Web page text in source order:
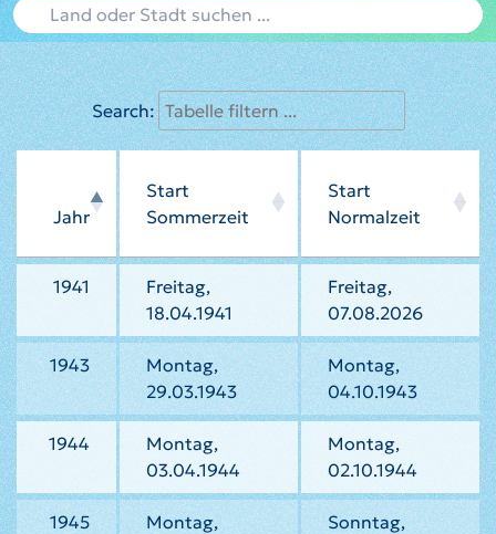
Search:
Jahr
Start
Sommerzeit
Start
Normalzeit
1941
Freitag,
18.04.1941
Freitag,
07.08.2026
1943
Montag,
29.03.1943
Montag,
04.10.1943
1944
Montag,
03.04.1944
Montag,
02.10.1944
1945
Montag,
Sonntag,